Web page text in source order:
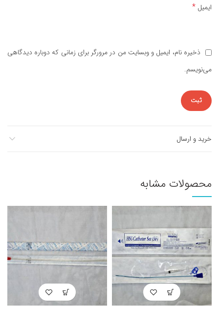
ایمیل *
ذخیره نام، ایمیل و وبسایت من در مرورگر برای زمانی که دوباره دیدگاهی
می‌نویسم.
خرید و ارسال
محصولات مشابه